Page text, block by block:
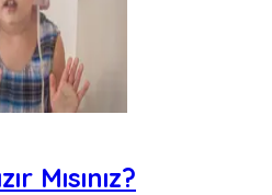
Mısınız?